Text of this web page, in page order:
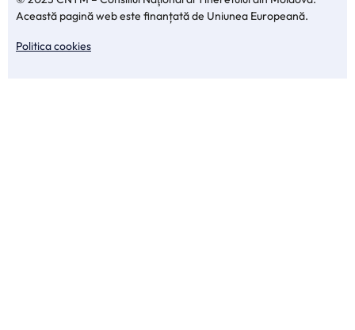
Această pagină web este finanțată de Uniunea Europeană.
Politica cookies